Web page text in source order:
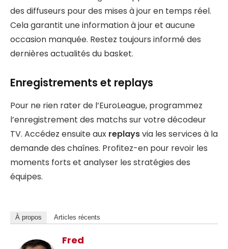
des diffuseurs pour des mises à jour en temps réel.
Cela garantit une information à jour et aucune
occasion manquée. Restez toujours informé des
dernières actualités du basket.
Enregistrements et replays
Pour ne rien rater de l’EuroLeague, programmez
l’enregistrement des matchs sur votre décodeur
TV. Accédez ensuite aux replaysvia les services à la
demande des chaînes. Profitez-en pour revoir les
moments forts et analyser les stratégies des
équipes.
À propos Articles récents
Fred